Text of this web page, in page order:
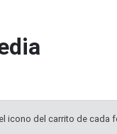
del carrito de cada